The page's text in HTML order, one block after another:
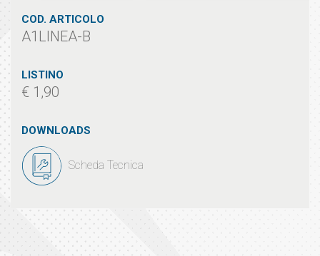
COD. ARTICOLO
A1LINEA-B
LISTINO
€ 1,90
DOWNLOADS
Scheda Tecnica